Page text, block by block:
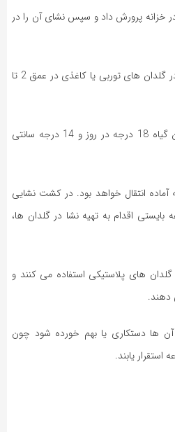
خزانه پرورش داد و سپس نشای آن را در
برای این کار تعداد 2 تا 3 بذر را در گلدان های توربی یا کاغذی در عمق 2 تا
دمای لازم خزانه برای پرورش این گیاه 18 درجه در روز و 14 درجه سانتی
از مدت حدودا 3 هفته آماده انتقال خواهد بود. در کشت نشایی
بایستی اقدام به تهیه نشا در گلدان ها،
گلدان های پلاستیکی استفاده می کنند و
دهند.
آن ها دستکاری یا بهم خورده شود چون
استقرار یابند.